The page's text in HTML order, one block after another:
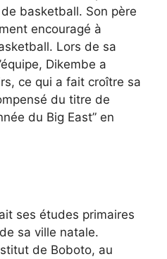
basketball. Son père
encouragé à
Lors de sa
Dikembe a
ce qui a fait croître sa
du titre de
du Big East” en
ses études primaires
sa ville natale.
de Boboto, au